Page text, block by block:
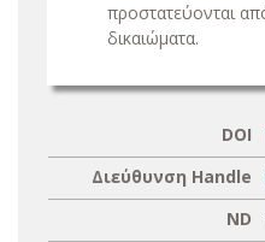
προστατεύονται
δικαιώματα.
DOI
Διεύθυνση Handle
ND